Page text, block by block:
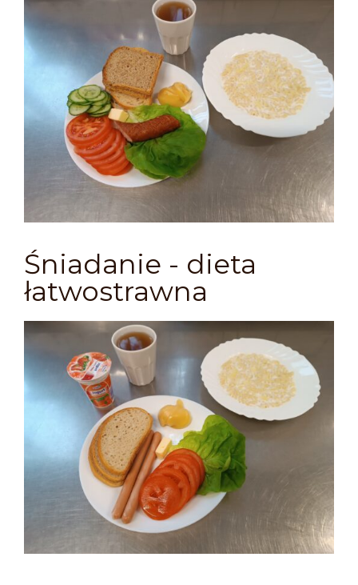
Śniadanie - dieta
łatwostrawna